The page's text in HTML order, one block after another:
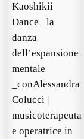
Kaoshikii
Dance_ la
danza
dell’espansione
mentale
_conAlessandra
Colucci |
musicoterapeuta
e operatrice in